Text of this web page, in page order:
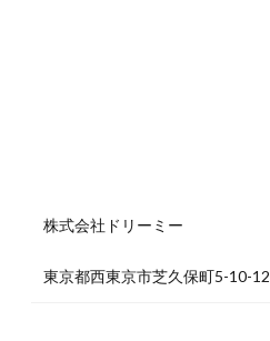
株式会社ドリーミー
東京都西東京市芝久保町5-10-12